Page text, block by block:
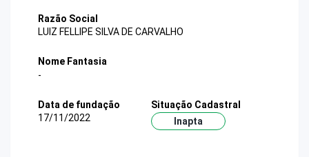
Razão Social
LUIZ FELLIPE SILVA DE CARVALHO
Nome Fantasia
-
Data de fundação
17/11/2022
Situação Cadastral
Inapta